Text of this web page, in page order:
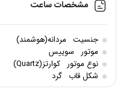
مشخصات ساعت
جنسیت مردانه(هوشمند)
موتور سوییس
نوع موتور کوارتز(Quartz)
شکل قاب گرد